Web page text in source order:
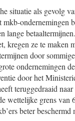
situatie als gevolg
mkb-ondernemingen
lange betaaltermijnen.
kregen ze te maken
door
ondernemingen
door het
teruggedraaid
wettelijke grens van
beter beschermd